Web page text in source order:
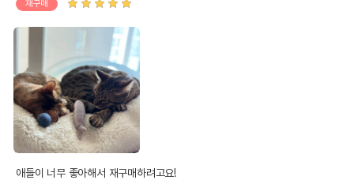
받았음을 확인할수 있는
경우 그에 대한 사항
제조국 또는 원산지
제조자,수입품의 경우
수입자를 함께 표기
AS책임자와 전화번호
전화번호
재구매
애들이 너무 좋아해서 재구매하려고요!